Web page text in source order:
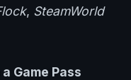
, SteamWorld
Game Pass